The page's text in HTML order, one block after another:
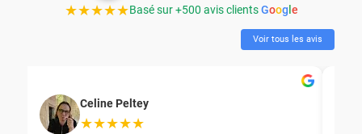
★★★★★Basé sur +500 avis clientsGoog e
Voir tous les avis
Celine Peltey
★★★★★